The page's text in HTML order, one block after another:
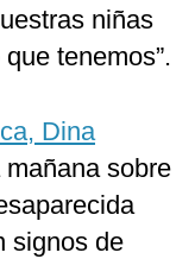
niñas
tenemos”.
Dina
sobre
signos de